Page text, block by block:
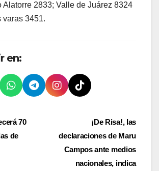
Alatorre 2833; Valle de Juárez 8324
varas 3451.
en:
¡De Risa!, las
declaraciones de Maru
Campos ante medios
nacionales, indica
70
de